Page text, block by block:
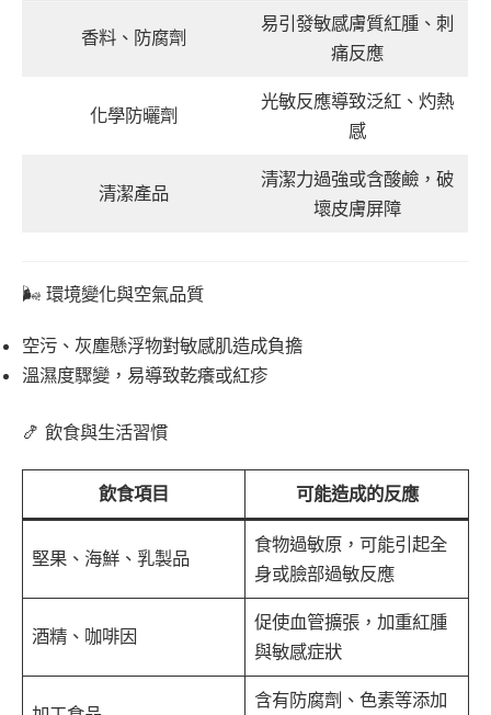
香料、防腐劑
易引發敏感膚質紅腫、刺
痛反應
化學防曬劑
光敏反應導致泛紅、灼熱
感
清潔產品
清潔力過強或含酸鹼，破
壞皮膚屏障
🌬 環境變化與空氣品質
空污、灰塵懸浮物對敏感肌造成負擔
溫濕度驟變，易導致乾癢或紅疹
🍤 飲食與生活習慣
飲食項目 可能造成的反應
堅果、海鮮、乳製品
食物過敏原，可能引起全
身或臉部過敏反應
酒精、咖啡因
促使血管擴張，加重紅腫
與敏感症狀
含有防腐劑、色素等添加